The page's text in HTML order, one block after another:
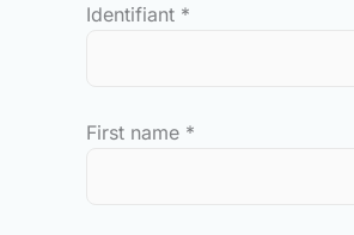
Identifiant *
First name *